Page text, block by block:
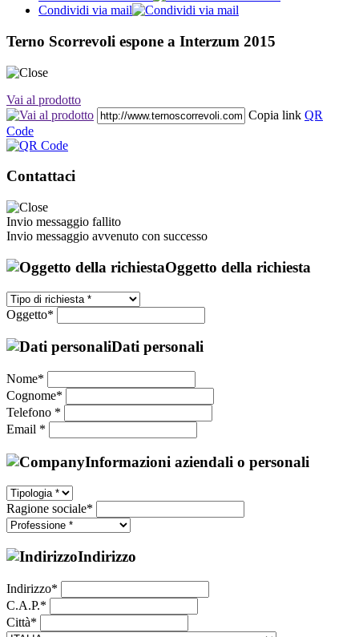
Condividi via mail
Terno Scorrevoli espone a Interzum 2015
Vai al prodotto
Copia link QR
Code
Contattaci
Invio messaggio fallito
Invio messaggio avvenuto con successo
Oggetto della richiesta
Oggetto*
Dati personali
Nome*
Cognome*
Telefono *
Email *
Informazioni aziendali o personali
Ragione sociale*
Indirizzo
Indirizzo*
C.A.P.*
Città*